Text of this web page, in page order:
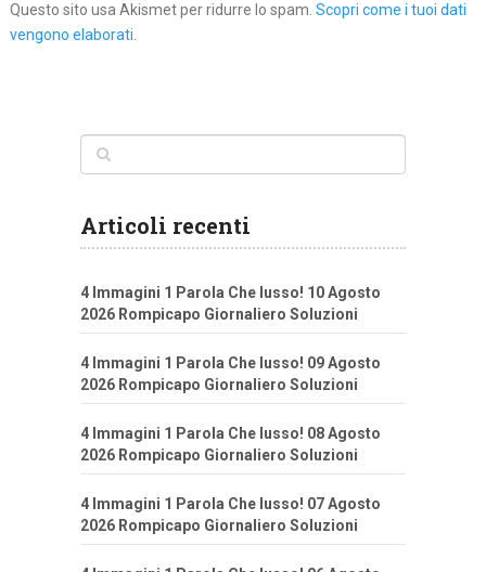
Questo sito usa Akismet per ridurre lo spam. Scopri come i tuoi dati
vengono elaborati.
Articoli recenti
4 Immagini 1 Parola Che lusso! 10 Agosto
2026 Rompicapo Giornaliero Soluzioni
4 Immagini 1 Parola Che lusso! 09 Agosto
2026 Rompicapo Giornaliero Soluzioni
4 Immagini 1 Parola Che lusso! 08 Agosto
2026 Rompicapo Giornaliero Soluzioni
4 Immagini 1 Parola Che lusso! 07 Agosto
2026 Rompicapo Giornaliero Soluzioni